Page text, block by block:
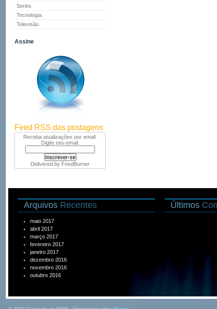
Series
Tecnologia
Televisão
Assine
Feed RSS das postagens
Receba atualizações por email.
Digite seu email:
Delivered by FeedBurner
Arquivos Recentes
maio 2017
abril 2017
março 2017
fevereiro 2017
janeiro 2017
dezembro 2016
novembro 2016
outubro 2016
Últimos